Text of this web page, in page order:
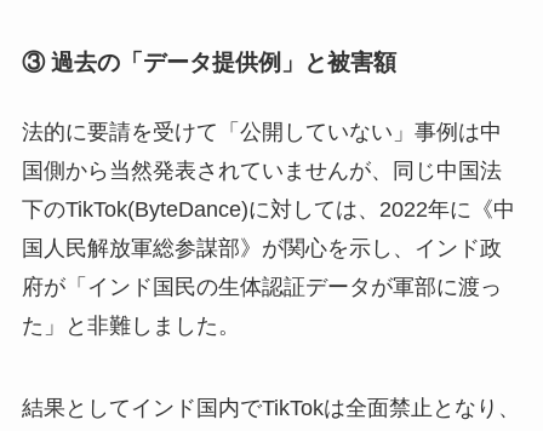
③ 過去の「データ提供例」と被害額
法的に要請を受けて「公開していない」事例は中
国側から当然発表されていませんが、同じ中国法
下のTikTok(ByteDance)に対しては、2022年に《中
国人民解放軍総参謀部》が関心を示し、インド政
府が「インド国民の生体認証データが軍部に渡っ
た」と非難しました。
結果としてインド国内でTikTokは全面禁止となり、